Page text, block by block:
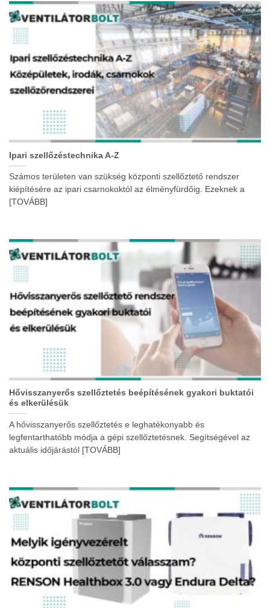
Ipari szellőzéstechnika A-Z
Számos területen van szükség központi szellőztető rendszer
kiépítésére az ipari csarnokoktól az élményfürdőig. Ezeknek a
[TOVÁBB]
Hővisszanyerős szellőztetés beépítésének gyakori buktatói
és elkerülésük
A hővisszanyerős szellőztetés e leghatékonyabb és
legfentarthatóbb módja a gépi szellőztetésnek. Segítségével az
aktuális időjárástól [TOVÁBB]